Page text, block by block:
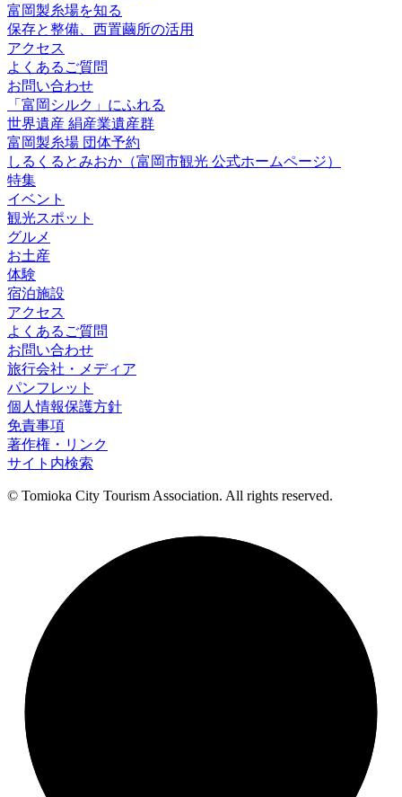
富岡製糸場を知る
保存と整備、西置繭所の活用
アクセス
よくあるご質問
お問い合わせ
「富岡シルク」にふれる
世界遺産 絹産業遺産群
富岡製糸場 団体予約
しるくるとみおか （富岡市観光 公式ホームページ）
特集
イベント
観光スポット
グルメ
お土産
体験
宿泊施設
アクセス
よくあるご質問
お問い合わせ
旅行会社・メディア
パンフレット
個人情報保護方針
免責事項
著作権・リンク
サイト内検索
© Tomioka City Tourism Association. All rights reserved.